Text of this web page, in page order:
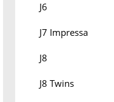
J6
J7 Impressa
J8
J8 Twins